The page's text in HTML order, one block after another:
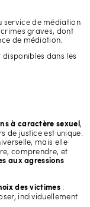
service de médiation
graves, dont
de médiation.
disponibles dans les
à caractère sexuel,
de justice est unique.
mais elle
comprendre, et
aux agressions
des victimes :
individuellement